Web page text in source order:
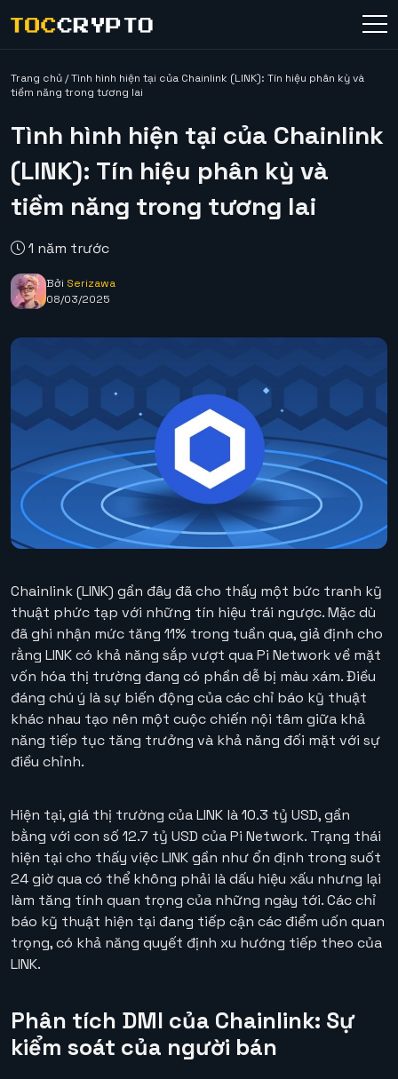
Trang chủ/Tình hình hiện tại của Chainlink (LINK): Tín hiệu phân kỳ và
tiềm năng trong tương lai
Tình hình hiện tại của Chainlink
(LINK): Tín hiệu phân kỳ và
tiềm năng trong tương lai
1 năm trước
Bởi Serizawa
08/03/2025
Chainlink (LINK) gần đây đã cho thấy một bức tranh kỹ
thuật phức tạp với những tín hiệu trái ngược. Mặc dù
đã ghi nhận mức tăng 11% trong tuần qua, giả định cho
rằng LINK có khả năng sắp vượt qua Pi Network về mặt
vốn hóa thị trường đang có phần dễ bị màu xám. Điều
đáng chú ý là sự biến động của các chỉ báo kỹ thuật
khác nhau tạo nên một cuộc chiến nội tâm giữa khả
năng tiếp tục tăng trưởng và khả năng đối mặt với sự
điều chỉnh.
Hiện tại, giá thị trường của LINK là 10.3 tỷ USD, gần
bằng với con số 12.7 tỷ USD của Pi Network. Trạng thái
hiện tại cho thấy việc LINK gần như ổn định trong suốt
24 giờ qua có thể không phải là dấu hiệu xấu nhưng lại
làm tăng tính quan trọng của những ngày tới. Các chỉ
báo kỹ thuật hiện tại đang tiếp cận các điểm uốn quan
trọng, có khả năng quyết định xu hướng tiếp theo của
LINK.
Phân tích DMI của Chainlink: Sự
kiểm soát của người bán